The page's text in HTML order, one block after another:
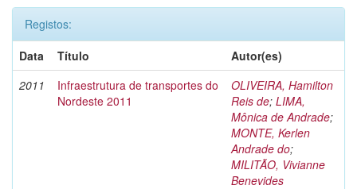
Registos:
Data
Título
Autor(es)
2011
Infraestrutura de transportes do
Nordeste 2011
OLIVEIRA, Hamilton
Reis de; LIMA,
Mônica de Andrade;
MONTE, Kerlen
Andrade do;
MILITÃO, Vivianne
Benevides